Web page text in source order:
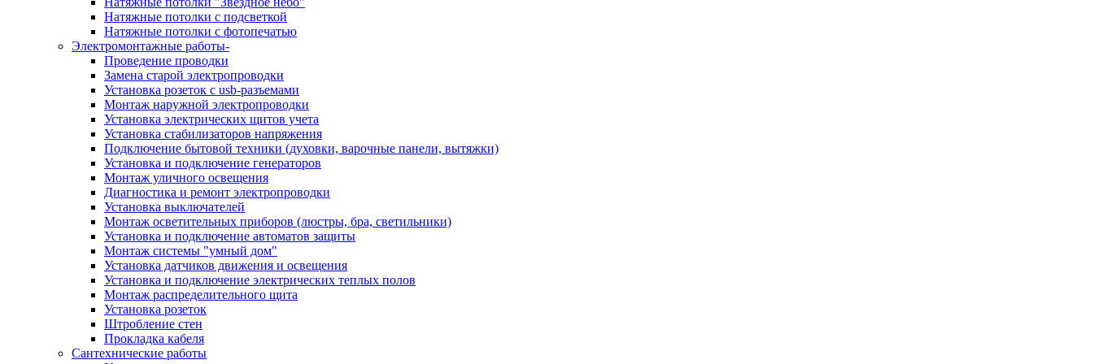
Натяжные потолки с подсветкой
Натяжные потолки с фотопечатью
Электромонтажные работы-
Проведение проводки
Замена старой электропроводки
Установка розеток с usb-разъемами
Монтаж наружной электропроводки
Установка электрических щитов учета
Установка стабилизаторов напряжения
Подключение бытовой техники (духовки, варочные панели, вытяжки)
Установка и подключение генераторов
Монтаж уличного освещения
Диагностика и ремонт электропроводки
Установка выключателей
Монтаж осветительных приборов (люстры, бра, светильники)
Установка и подключение автоматов защиты
Монтаж системы "умный дом"
Установка датчиков движения и освещения
Установка и подключение электрических теплых полов
Монтаж распределительного щита
Установка розеток
Штробление стен
Прокладка кабеля
Сантехнические работы